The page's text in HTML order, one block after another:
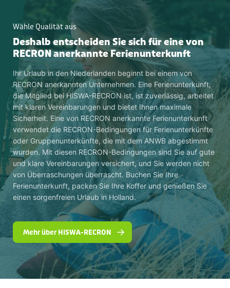
Wähle Qualität aus
Deshalb entscheiden Sie sich für eine von
RECRON anerkannte Ferienunterkunft
Ihr Urlaub in den Niederlanden beginnt bei einem von
RECRON anerkannten Unternehmen. Eine Ferienunterkunft,
die Mitglied bei HISWA-RECRON ist, ist zuverlässig, arbeitet
mit klaren Vereinbarungen und bietet Ihnen maximale
Sicherheit. Eine von RECRON anerkannte Ferienunterkunft
verwendet die RECRON-Bedingungen für Ferienunterkünfte
oder Gruppenunterkünfte, die mit dem ANWB abgestimmt
wurden. Mit diesen RECRON-Bedingungen sind Sie auf gute
und klare Vereinbarungen versichert, und Sie werden nicht
von Überraschungen überrascht. Buchen Sie Ihre
Ferienunterkunft, packen Sie Ihre Koffer und genießen Sie
einen sorgenfreien Urlaub in Holland.
Mehr über HISWA-RECRON